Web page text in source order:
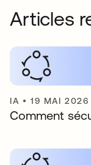
Articles
IA •19 MAI 2026
Comment